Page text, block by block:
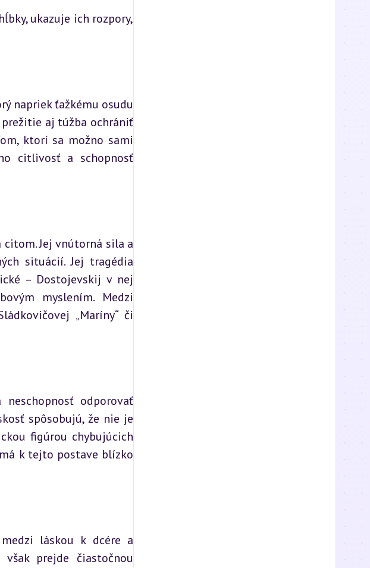
ukazuje ich rozpory,
napriek ťažkému osudu
prežitie aj túžba ochrániť
ktorí sa možno sami
citlivosť a schopnosť
Jej vnútorná sila a
situácií. Jej tragédia
– Dostojevskij v nej
myslením. Medzi
„Maríny“ či
odporovať
spôsobujú, že nie je
figúrou chybujúcich
k tejto postave blízko
láskou k dcére a
prejde čiastočnou